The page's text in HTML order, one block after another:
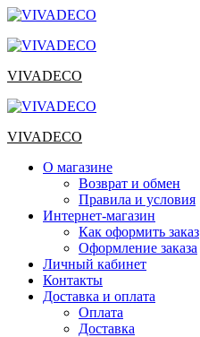
Перейти
содержимому
VIVADECO
VIVADECO
О магазине
Возврат и обмен
Правила и условия
Интернет-магазин
Как оформить заказ
Оформление заказа
Личный кабинет
Контакты
Доставка и оплата
Оплата
Доставка